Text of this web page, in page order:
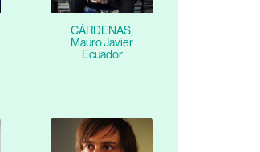
CÁRDENAS,
Mauro Javier
Ecuador